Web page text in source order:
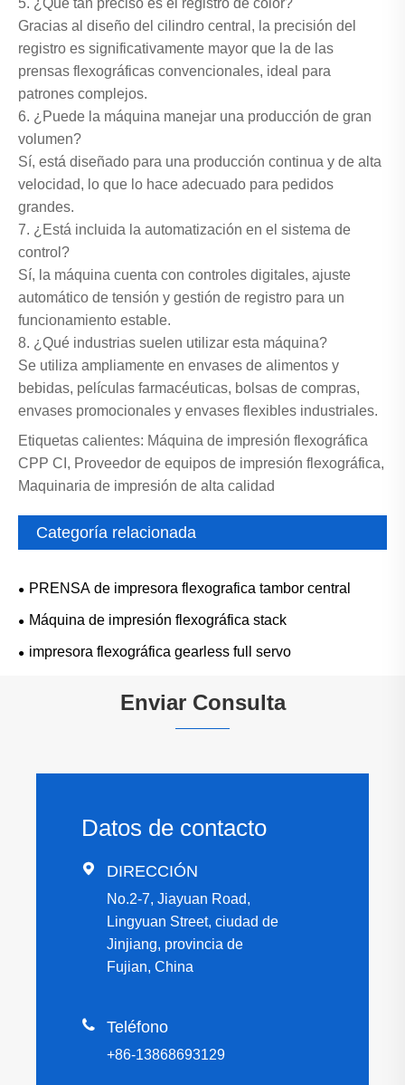
5. ¿Qué tan preciso es el registro de color?
Gracias al diseño del cilindro central, la precisión del
registro es significativamente mayor que la de las
prensas flexográficas convencionales, ideal para
patrones complejos.
6. ¿Puede la máquina manejar una producción de gran
volumen?
Sí, está diseñado para una producción continua y de alta
velocidad, lo que lo hace adecuado para pedidos
grandes.
7. ¿Está incluida la automatización en el sistema de
control?
Sí, la máquina cuenta con controles digitales, ajuste
automático de tensión y gestión de registro para un
funcionamiento estable.
8. ¿Qué industrias suelen utilizar esta máquina?
Se utiliza ampliamente en envases de alimentos y
bebidas, películas farmacéuticas, bolsas de compras,
envases promocionales y envases flexibles industriales.
Etiquetas calientes: Máquina de impresión flexográfica
CPP CI, Proveedor de equipos de impresión flexográfica,
Maquinaria de impresión de alta calidad
Categoría relacionada
PRENSA de impresora flexografica tambor central
Máquina de impresión flexográfica stack
impresora flexográfica gearless full servo
Enviar Consulta
Datos de contacto
 DIRECCIÓN
No.2-7, Jiayuan Road,
Lingyuan Street, ciudad de
Jinjiang, provincia de
Fujian, China
 Teléfono
+86-13868693129